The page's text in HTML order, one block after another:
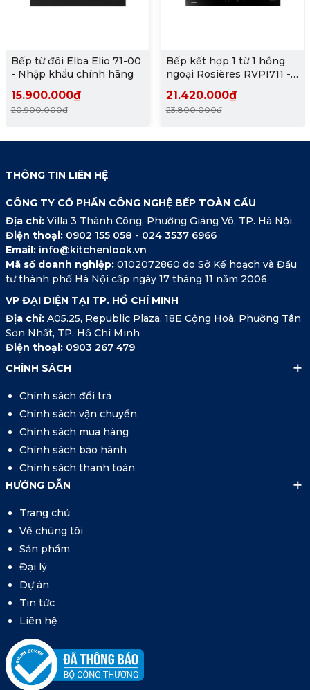
Bếp từ đôi Elba Elio 71-00
- Nhập khẩu chính hãng
15.900.000₫
20.900.000₫
Bếp kết hợp 1 từ 1 hồng
ngoại Rosières RVPI711 -
21.420.000₫
23.800.000₫
THÔNG TIN LIÊN HỆ
CÔNG TY CỔ PHẦN CÔNG NGHỆ BẾP TOÀN CẦU
Địa chỉ: Villa 3 Thành Công, Phường Giảng Võ, TP. Hà Nội
Điện thoại: 0902 155 058 - 024 3537 6966
Email: info@kitchenlook.vn
Mã số doanh nghiệp:0102072860 do Sở Kế hoạch và Đầu
tư thành phố Hà Nội cấp ngày 17 tháng 11 năm 2006
VP ĐẠI DIỆN TẠI TP. HỒ CHÍ MINH
Địa chỉ: A05.25, Republic Plaza, 18E Cộng Hoà, Phường Tân
Sơn Nhất, TP. Hồ Chí Minh
Điện thoại: 0903 267 479
CHÍNH SÁCH
Chính sách đổi trả
Chính sách vận chuyển
Chính sách mua hàng
Chính sách bảo hành
Chính sách thanh toán
HƯỚNG DẪN
Trang chủ
Về chúng tôi
Sản phẩm
Đại lý
Dự án
Tin tức
Liên hệ